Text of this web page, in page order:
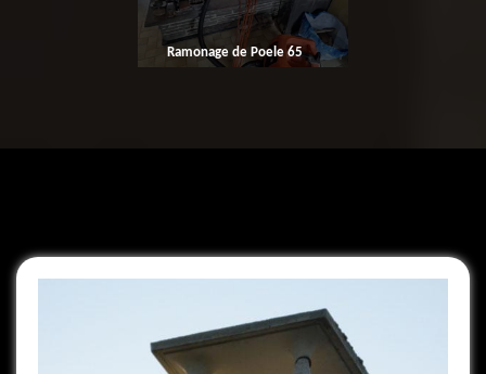
Ramonage de Poele 65